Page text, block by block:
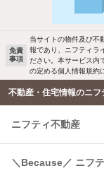
駐車場あり
洗濯機置場あり
エアコンあり
温水洗浄便座
コンロ2口以上
ご希望の条件
免責
事項
当サイトの物件及び不
報であり、ニフティラ
ださい。本サービス内
の定める個人情報規約
不動産・住宅情報のニフ
ニフティ不動産
＼Because／ ニフ